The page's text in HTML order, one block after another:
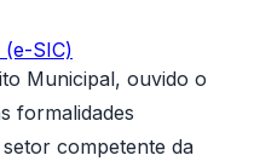
SIC)
Municipal, ouvido o
formalidades
competente da